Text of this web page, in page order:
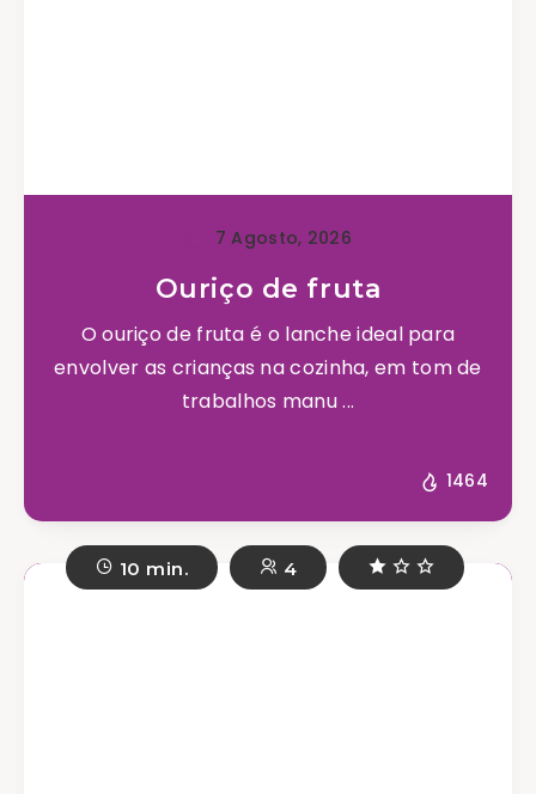
7 Agosto, 2026
Ouriço de fruta
O ouriço de fruta é o lanche ideal para
envolver as crianças na cozinha, em tom de
trabalhos manu ...
1464
10 min. 4